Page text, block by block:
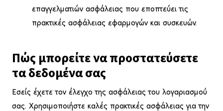
επαγγελματιών ασφάλειας που εποπτεύει τις
πρακτικές ασφάλειας εφαρμογών και συσκευών.
Πώς μπορείτε να προστατεύσετε
τα δεδομένα σας
Εσείς έχετε τον έλεγχο της ασφάλειας του λογαριασμού
σας. Χρησιμοποιήστε καλές πρακτικές ασφάλειας για την